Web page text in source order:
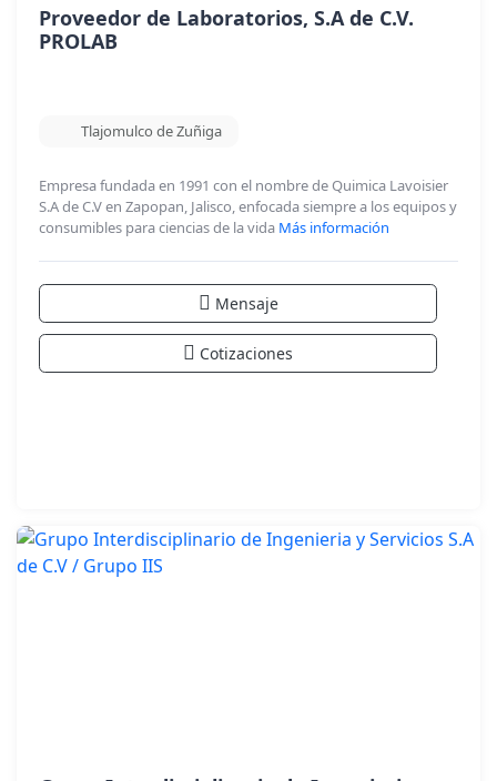
Proveedor de Laboratorios, S.A de C.V.
PROLAB
Tlajomulco de Zuñiga
Empresa fundada en 1991 con el nombre de Quimica Lavoisier
S.A de C.V en Zapopan, Jalisco, enfocada siempre a los equipos y
consumibles para ciencias de la vida Más información
Mensaje
Cotizaciones